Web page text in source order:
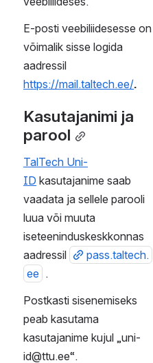
E-post
Ülikooli e-posti teenuse
osutamiseks kasutatakse
Microsoft Office 365
platvormi. Kasutajakontod
luuakse kõigile ülikooli
töötajatele ja üliõpilastele
automaatselt,
personalisüsteemi või
õppeinfosüsteemi
andmete alusel.
Lisaks e-postkastile
sisaldab teenus veel
failide hoiustamise
võimalust Microsoft
OneDrive
pilvsalvestusruumis ning